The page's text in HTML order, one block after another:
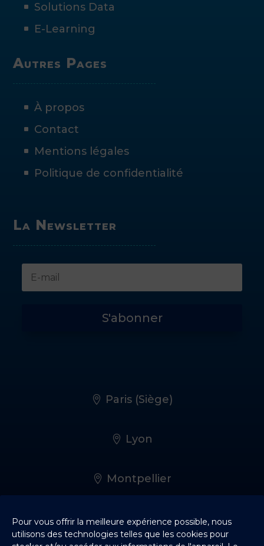
Pour vous offrir la meilleure expérience possible, nous
utilisons des technologies telles que les cookies pour
Solutions Data
E-Learning
Autres Pages
À propos
Contact
Mentions légales
Politique de confidentialité
La Newsletter
S'abonner
Paris (Siège)
Lyon
Montpellier
Rennes